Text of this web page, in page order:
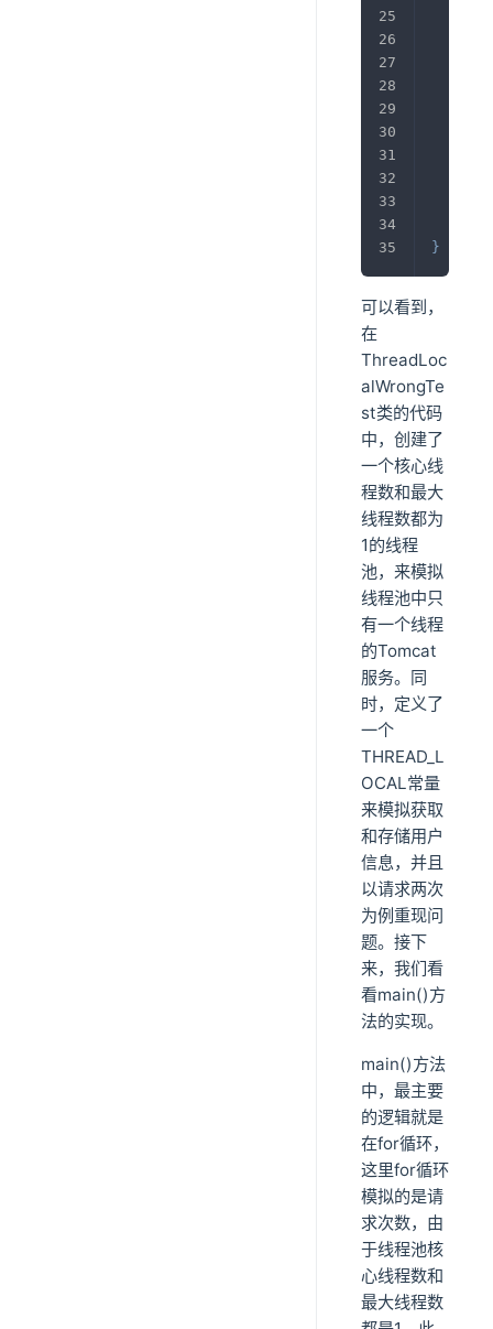
}
可以看到，
在
ThreadLoc
alWrongTe
st类的代码
中，创建了
一个核心线
程数和最大
线程数都为
1的线程
池，来模拟
线程池中只
有一个线程
的Tomcat
服务。同
时，定义了
一个
THREAD_L
OCAL常量
来模拟获取
和存储用户
信息，并且
以请求两次
为例重现问
题。接下
来，我们看
看main()方
法的实现。
main()方法
中，最主要
的逻辑就是
在for循环，
这里for循环
模拟的是请
求次数，由
于线程池核
心线程数和
最大线程数